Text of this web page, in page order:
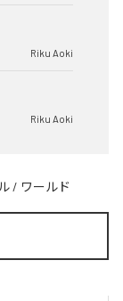
Riku Aoki
Riku Aoki
/ ワールド